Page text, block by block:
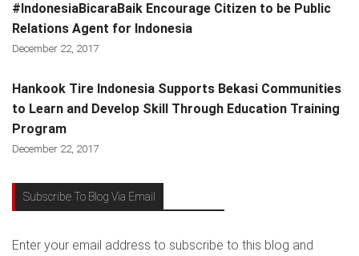
#IndonesiaBicaraBaik Encourage Citizen to be Public
Relations Agent for Indonesia
December 22, 2017
Hankook Tire Indonesia Supports Bekasi Communities
to Learn and Develop Skill Through Education Training
Program
December 22, 2017
Subscribe To Blog Via Email
Enter your email address to subscribe to this blog and